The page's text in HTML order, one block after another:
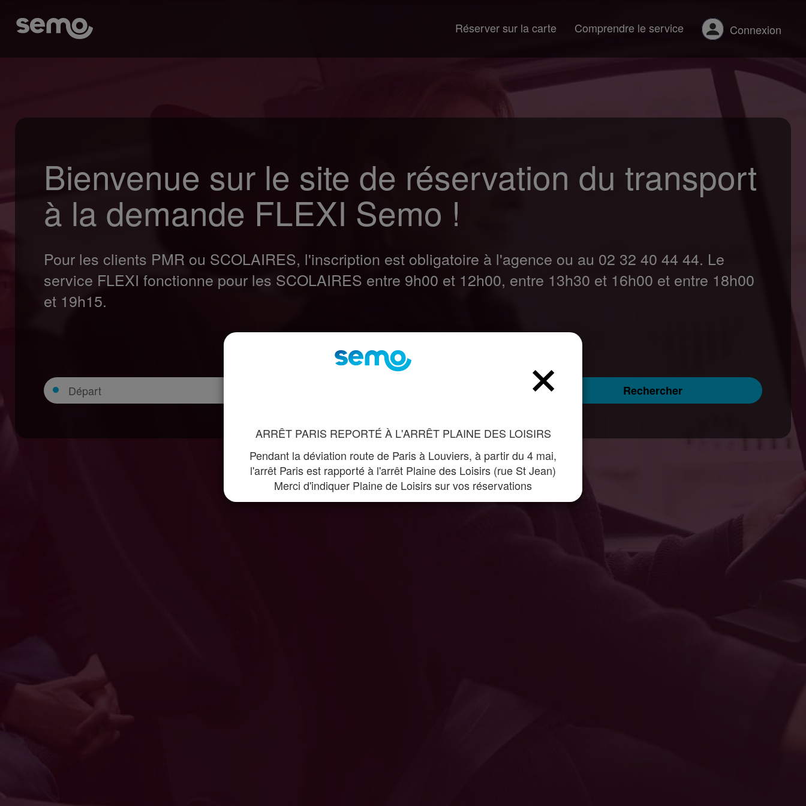
Connexion
Réserver sur la carte Comprendre le service
Bienvenue sur le site de réservation du transport
à la demande FLEXI Semo !
Pour les clients PMR ou SCOLAIRES, l'inscription est obligatoire à l'agence ou au 02 32 40 44 44. Le
service FLEXI fonctionne pour les SCOLAIRES entre 9h00 et 12h00, entre 13h30 et 16h00 et entre 18h00
et 19h15.
Départ
Rechercher
×
ARRÊT PARIS REPORTÉ À L'ARRÊT PLAINE DES LOISIRS
Pendant la déviation route de Paris à Louviers, à partir du 4 mai,
l'arrêt Paris est rapporté à l'arrêt Plaine des Loisirs (rue St Jean)
Merci d'indiquer Plaine de Loisirs sur vos réservations